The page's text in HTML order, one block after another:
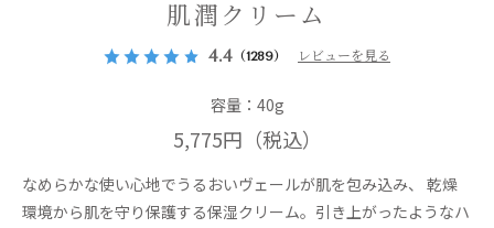
肌潤クリーム
4.4 （1289） レビューを見る
容量：40g
5,775円 （税込）
なめらかな使い心地でうるおいヴェールが肌を包み込み、 乾燥
環境から肌を守り保護する保湿クリーム。引き上がったようなハ